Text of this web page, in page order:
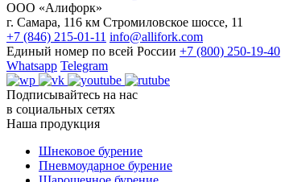
ООО «Алифорк»
г. Самара, 116 км Стромиловское шоссе, 11
+7 (846) 215-01-11 info@allifork.com
Единый номер по всей России +7 (800) 250-19-40
Whatsapp Telegram
Подписывайтесь на нас
в социальных сетях
Наша продукция
Шнековое бурение
Пневмоударное бурение